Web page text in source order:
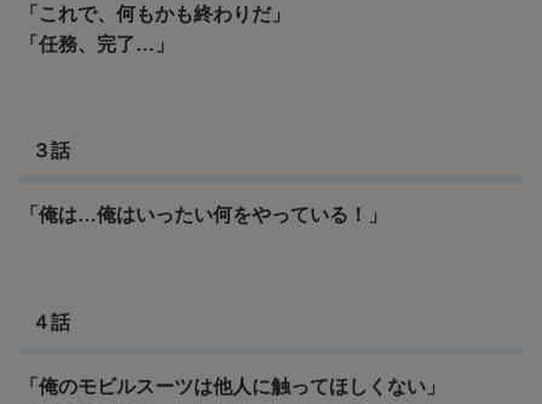
「これで、何もかも終わりだ」
「任務、完了…」
３話
「俺は…俺はいったい何をやっている！」
４話
「俺のモビルスーツは他人に触ってほしくない」